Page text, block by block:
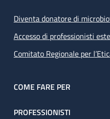
Diventa donatore di
Accesso di professionisti
Comitato Regionale per
COME FARE PER
PROFESSIONISTI